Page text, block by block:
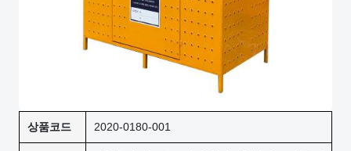
상품코드 2020-0180-001